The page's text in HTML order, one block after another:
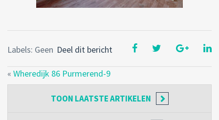
Deel dit bericht
Labels: Geen
« Wheredijk 86 Purmerend-9
TOON LAATSTE ARTIKELEN